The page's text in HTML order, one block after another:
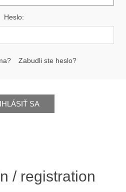
Heslo:
Zabudli ste heslo?
SA
/ registration